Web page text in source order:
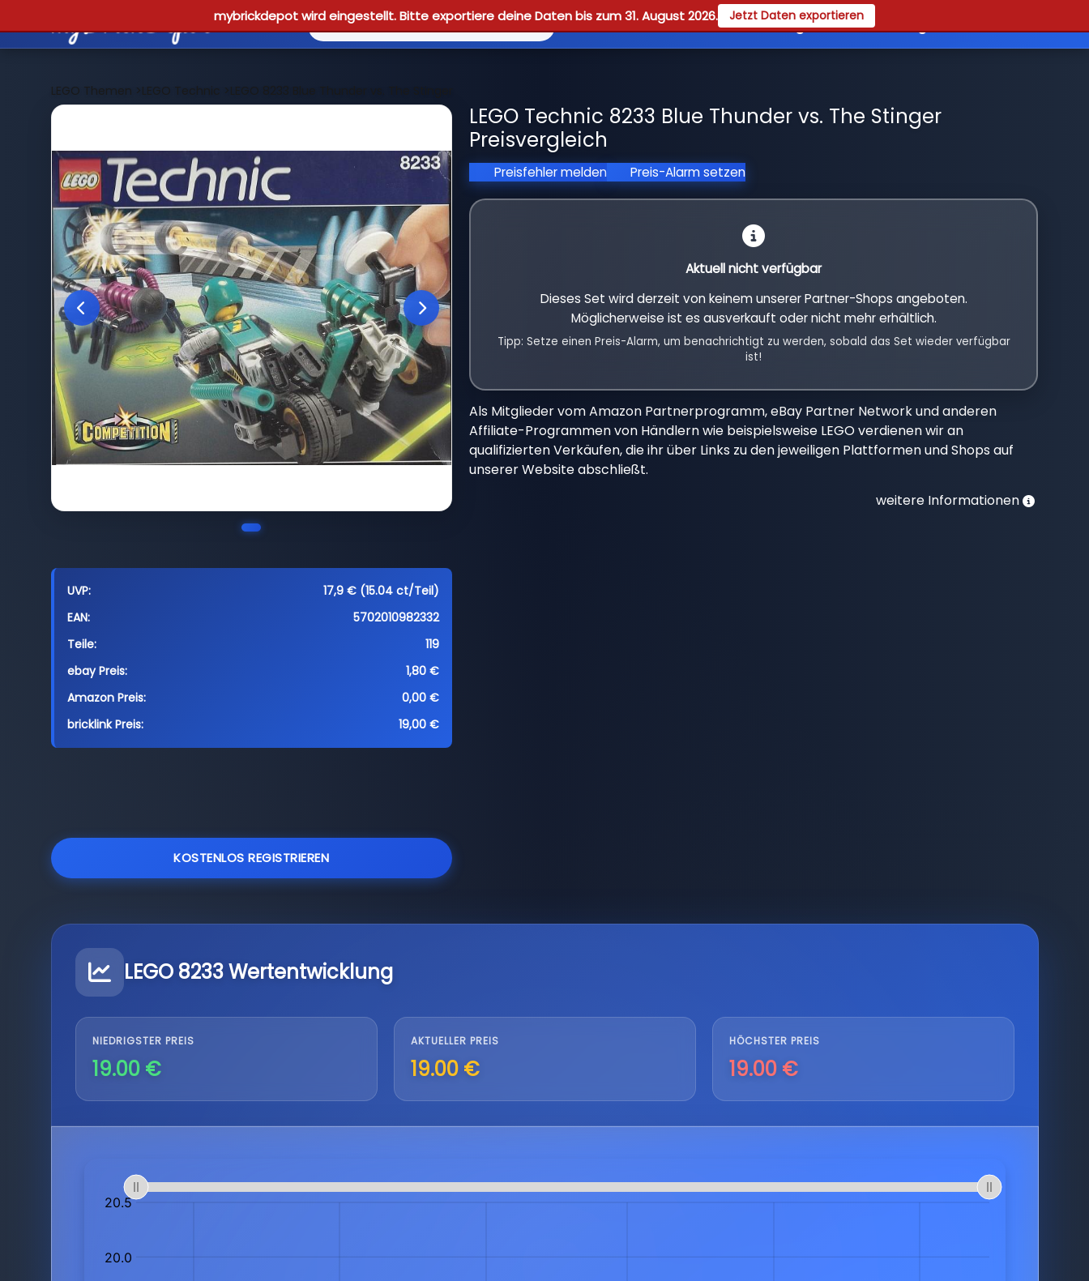
mybrickdepot wird eingestellt. Bitte exportiere deine Daten bis zum 31. August 2026. Jetzt Daten exportieren
Reviews Guides Registrieren
LEGO Themen >LEGO Technic >LEGO 8233 Blue Thunder vs. The Stinger
UVP:
17,9 € (15.04 ct/Teil)
EAN:
5702010982332
Teile:
119
ebay Preis:
1,80 €
Amazon Preis:
0,00 €
bricklink Preis:
19,00 €
KOSTENLOS REGISTRIEREN
LEGO Technic 8233 Blue Thunder vs. The Stinger
Preisvergleich
Preisfehler melden Preis-Alarm setzen
Aktuell nicht verfügbar
Dieses Set wird derzeit von keinem unserer Partner-Shops angeboten.
Möglicherweise ist es ausverkauft oder nicht mehr erhältlich.
Tipp: Setze einen Preis-Alarm, um benachrichtigt zu werden, sobald das Set wieder verfügbar
ist!
Als Mitglieder vom Amazon Partnerprogramm, eBay Partner Network und anderen
Affiliate-Programmen von Händlern wie beispielsweise LEGO verdienen wir an
qualifizierten Verkäufen, die ihr über Links zu den jeweiligen Plattformen und Shops auf
unserer Website abschließt.
weitere Informationen
LEGO 8233 Wertentwicklung
NIEDRIGSTER PREIS
19.00 €
AKTUELLER PREIS
19.00 €
HÖCHSTER PREIS
19.00 €